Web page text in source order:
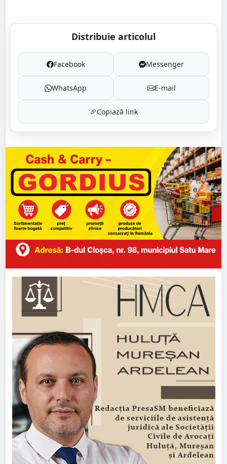
Distribuie articolul
Facebook Messenger
WhatsApp E-mail
Copiază link